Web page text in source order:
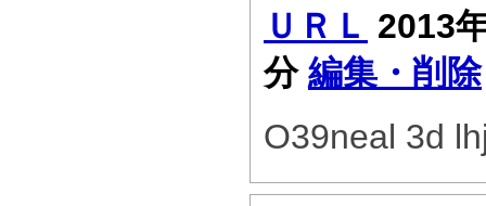
ＵＲＬ 2013
分 編集・削除
O39neal 3d